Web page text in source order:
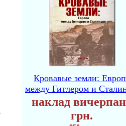
Кровавые земли:
между Гитлером и
наклад
грн.